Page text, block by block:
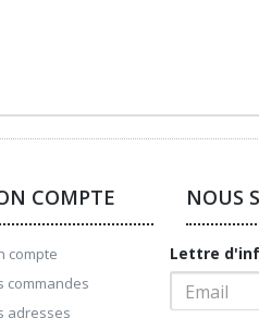
COMPTE
compte
commandes
adresses
NOUS
Lettre